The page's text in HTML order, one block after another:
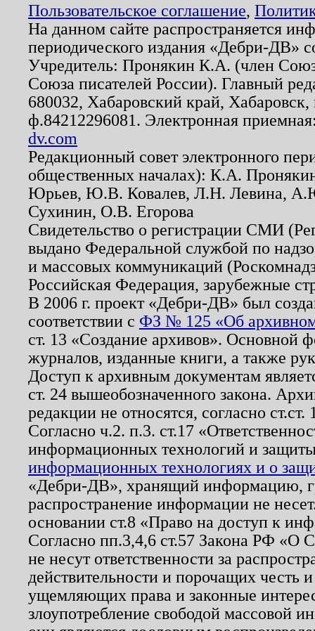
Пользовательское соглашение,
На данном сайте распространяется
периодического издания «Дебри-ДВ»
Учредитель: Пронякин К.А. (член
Союза писателей России). Главный
680032, Хабаровский край,
ф.84212296081. Электронная
dv.com
Редакционный совет электронного
общественных началах): К.А.
Юрьев, Ю.В. Ковалев, Л.Н. Левина,
Сухинин, О.В. Егорова
Свидетельство о регистрации СМИ
выдано Федеральной службой по
и массовых коммуникаций
Российская Федерация, зарубежные
В 2006 г. проект «Дебри-ДВ» был
соответствии с ФЗ № 125 «Об
ст. 13 «Создание архивов». Основной
журналов, изданные книги, а также
Доступ к архивным документам
ст. 24 вышеобозначенного закона.
редакции не относятся, согласно
Согласно ч.2. п.3. ст.17
информационных технологий и
информационных технологиях и о
«Дебри-ДВ», хранящий информацию,
распространение информации не
основании ст.8 «Право на доступ к
Согласно пп.3,4,6 ст.57 Закона РФ «О
не несут ответственности за
действительности и порочащих честь
ущемляющих права и законные
злоупотребление свободой массовой